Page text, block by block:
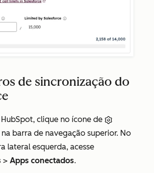
de sincronização do
clique no ícone de
na barra de navegação superior. No
lateral esquerda, acesse
> Apps conectados.